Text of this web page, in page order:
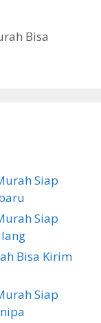
Bisa
Siap
Siap
Bisa Kirim
Siap